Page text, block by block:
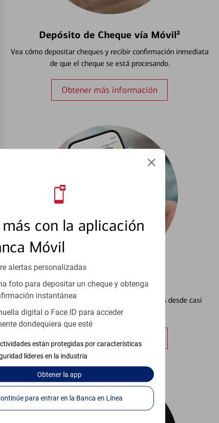
con la aplicación
Móvil
alertas personalizadas
foto para depositar un cheque y obtenga
instantánea
digital o Face ID para acceder
dondequiera que esté
están protegidas por características
líderes en la industria
Obtenerla app
Continúe para entrar en la Banca en Línea
Depósito de Cheque vía Móvil²
Vea cómo depositar cheques y recibir confirmación inmediata
de que el cheque se está procesando.
Obtener más información
Configurar Alertas³
Vea cómo mantener el control de sus finanzas desde casi
cualquier lugar.
Obtener más información